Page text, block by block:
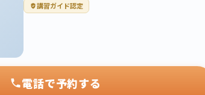
講習ガイド認定
電話で予約する